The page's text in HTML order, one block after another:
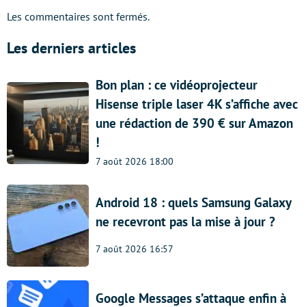
Les commentaires sont fermés.
Les derniers articles
Bon plan : ce vidéoprojecteur
Hisense triple laser 4K s’affiche avec
une rédaction de 390 € sur Amazon
!
7 août 2026 18:00
Android 18 : quels Samsung Galaxy
ne recevront pas la mise à jour ?
7 août 2026 16:57
Google Messages s’attaque enfin à